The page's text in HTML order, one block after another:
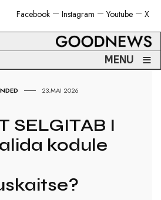
X
Youtube
Instagram
Facebook
MENU ≡
23.MAI 2026
SELGITAB I
kodule